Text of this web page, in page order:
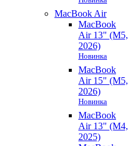
MacBook Air
MacBook
Air 13" (M5,
2026)
Новинка
MacBook
Air 15" (M5,
2026)
Новинка
MacBook
Air 13" (M4,
2025)